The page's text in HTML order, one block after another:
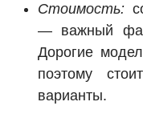
Стоимость:
— важный
Дорогие
поэтому
варианты.